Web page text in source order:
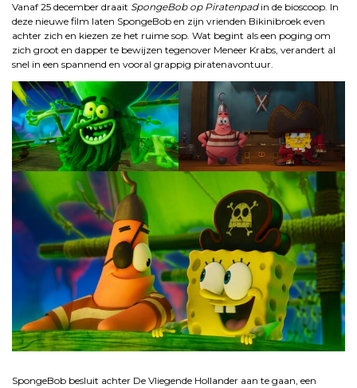
Vanaf 25 december draait SpongeBob op Piratenpadin de bioscoop. In
deze nieuwe film laten SpongeBob en zijn vrienden Bikinibroek even
achter zich en kiezen ze het ruime sop. Wat begint als een poging om
zich groot en dapper te bewijzen tegenover Meneer Krabs, verandert al
snel in een spannend en vooral grappig piratenavontuur.
SpongeBob besluit achter De Vliegende Hollander aan te gaan, een